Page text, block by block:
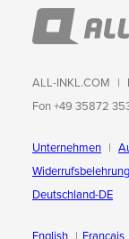
ALL-INKL.COM
Fon +49 35872
Unternehmen
Widerrufsbelehrung
Deutschland-DE